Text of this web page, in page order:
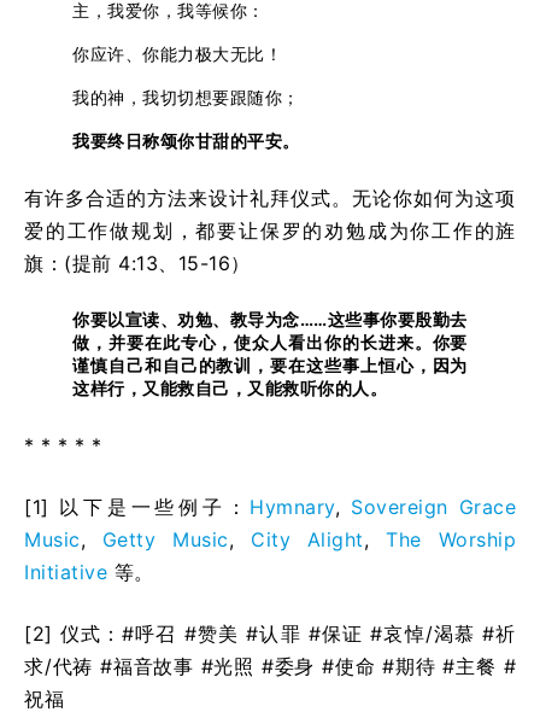
主，我爱你，我等候你：
你应许、你能力极大无比！
我的神，我切切想要跟随你；
我要终日称颂你甘甜的平安。
有许多合适的方法来设计礼拜仪式。无论你如何为这项
爱的工作做规划，都要让保罗的劝勉成为你工作的旌
旗：(提前 4:13、15-16）
你要以宣读、劝勉、教导为念……这些事你要殷勤去
做，并要在此专心，使众人看出你的长进来。你要
谨慎自己和自己的教训，要在这些事上恒心，因为
这样行，又能救自己，又能救听你的人。
* * * * *
[1] 以下是一些例子： Hymnary, Sovereign Grace
Music, Getty Music, City Alight,The Worship
Initiative 等。
[2] 仪式：#呼召 #赞美 #认罪 #保证 #哀悼/渴慕 #祈
求/代祷 #福音故事 #光照 #委身 #使命 #期待 #主餐 #
祝福